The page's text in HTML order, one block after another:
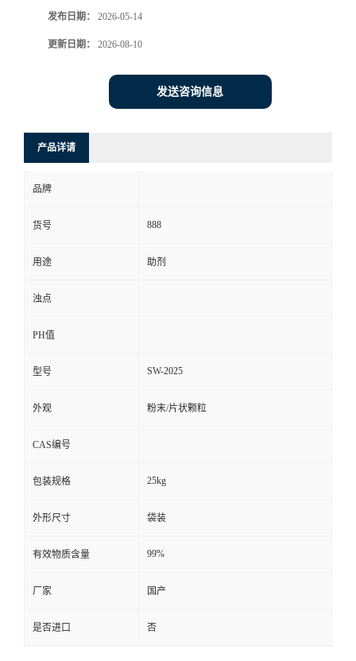
发布日期： 2026-05-14
更新日期： 2026-08-10
发送咨询信息
产品详请
品牌
货号 888
用途 助剂
浊点
PH值
型号 SW-2025
外观 粉末/片状颗粒
CAS编号
包装规格 25kg
外形尺寸 袋装
有效物质含量 99%
厂家 国产
是否进口 否